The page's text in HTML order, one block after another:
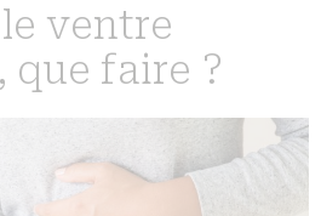
le ventre
que faire ?